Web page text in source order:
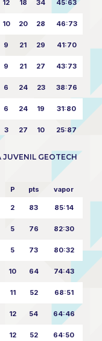
12 18 34 45:63
10 20 28 46:73
9 21 29 41:70
9 21 27 43:73
6 24 23 38:76
6 24 19 31:80
3 27 10 25:87
JUVENIL GEOTECH
P pts vapor
2 83 85:14
5 76 82:30
5 73 80:32
10 64 74:43
11 52 68:51
12 54 64:46
12 52 64:50